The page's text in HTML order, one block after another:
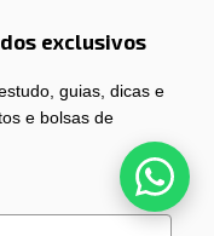
exclusivos
guias, dicas e
e bolsas de